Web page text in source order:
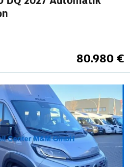
80.980 €